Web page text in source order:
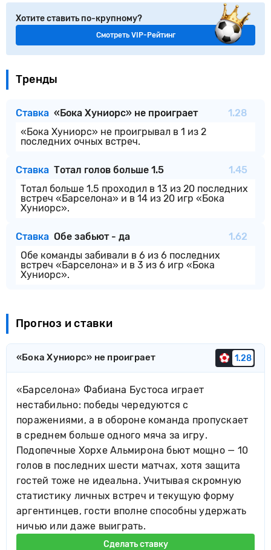
Хотите ставить по-крупному?
Смотреть VIP-Рейтинг
Тренды
Ставка «Бока Хуниорс» не проиграет
1.28
«Бока Хуниорс» не проигрывал в 1 из 2
последних очных встреч.
Ставка Тотал голов больше 1.5
1.45
Тотал больше 1.5 проходил в 13 из 20 последних
встреч «Барселона» и в 14 из 20 игр «Бока
Хуниорс».
Ставка Обе забьют - да
1.62
Обе команды забивали в 6 из 6 последних
встреч «Барселона» и в 3 из 6 игр «Бока
Хуниорс».
Прогноз и ставки
«Бока Хуниорс» не проиграет 1.28
«Барселона» Фабиана Бустоса играет
нестабильно: победы чередуются с
поражениями, а в обороне команда пропускает
в среднем больше одного мяча за игру.
Подопечные Хорхе Альмирона бьют мощно — 10
голов в последних шести матчах, хотя защита
гостей тоже не идеальна. Учитывая скромную
статистику личных встреч и текущую форму
аргентинцев, гости вполне способны удержать
ничью или даже выиграть.
Сделать ставку